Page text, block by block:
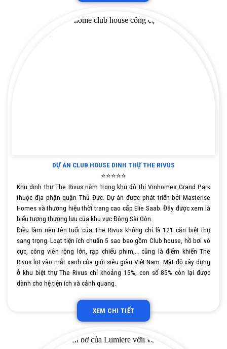
DỰ ÁN CLUB HOUSE DINH THỰ THE RIVUS
⭐⭐⭐⭐⭐
Khu dinh thự The Rivus nằm trong khu đô thị Vinhomes Grand Park
thuộc địa phận quận Thủ Đức. Dự án được phát triển bởi Masterise
Homes và thương hiệu thời trang cao cấp Elie Saab. Đây được xem là
biểu tượng thương lưu của khu vực Đông Sài Gòn.
Điều làm nên tên tuổi của The Rivus không chỉ là 121 căn biệt thự
sang trọng. Loạt tiện ích chuẩn 5 sao bao gồm Club house, hồ bơi vô
cực, công viên rộng lớn, rạp chiếu phim,… cũng là điểm khiến The
Rivus lọt vào mắt xanh của giới siêu giàu Việt Nam. Mật độ xây dựng
ở khu biệt thự The Rivus chỉ khoảng 15%, con số 85% còn lại được
dành cho hệ tiện ích và cảnh quang.
XEM CHI TIẾT